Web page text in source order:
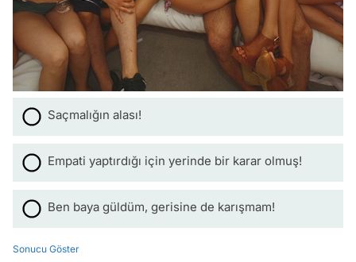
Saçmalığın alası!
Empati yaptırdığı için yerinde bir karar olmuş!
Ben baya güldüm, gerisine de karışmam!
Sonucu Göster